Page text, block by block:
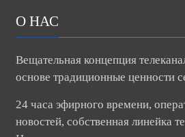
О НАС
Вещательная концепция
24 часа эфирного времени,